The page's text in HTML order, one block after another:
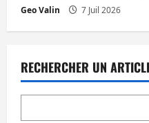
Geo Valin 7 Juil 2026
RECHERCHER UN